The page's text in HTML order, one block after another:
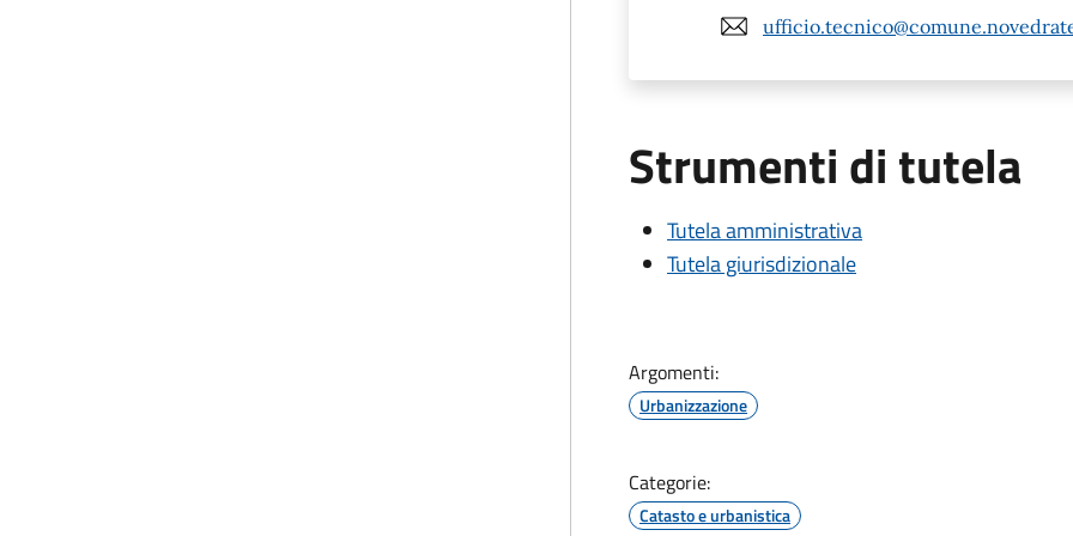
Strumenti di tutela
Tutela amministrativa
Tutela giurisdizionale
Argomenti:
Urbanizzazione
Categorie:
Catasto e urbanistica